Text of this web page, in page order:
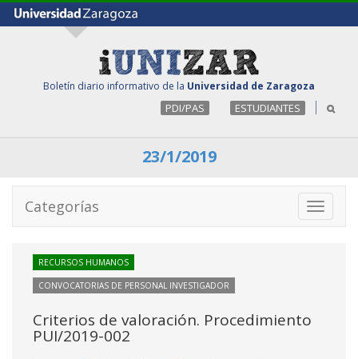
Boletín diario informativo de la Universidad de Zaragoza
PDI/PAS ESTUDIANTES
23/1/2019
Toggle
Categorías
RECURSOS HUMANOS
CONVOCATORIAS DE PERSONAL INVESTIGADOR
Criterios de valoración. Procedimiento
PUI/2019-002